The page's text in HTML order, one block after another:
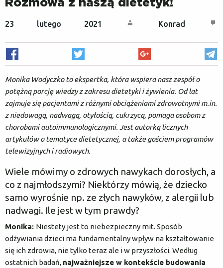
O nas
Czym jest dieta sokowa?
Metoda COLD PRESS
Najczęstsze pytania
Natura dla firm
Karty podarunkowe
Rejestracja / logowanie
Rozmowa z naszą dietetyk!
23 lutego 2021 Konrad
Monika Wodyczko to ekspertka, która wspiera nasz zespół o
potężną porcję wiedzy z zakresu dietetyki i żywienia. Od lat
zajmuje się pacjentami z różnymi obciążeniami zdrowotnymi m.in.
z niedowagą, nadwagą, otyłością, cukrzycą, pomaga osobom z
chorobami autoimmunologicznymi. Jest autorką licznych
artykułów o tematyce dietetycznej, a także gościem programów
telewizyjnych i radiowych.
Wiele mówimy o zdrowych nawykach dorosłych, a
co z najmłodszymi? Niektórzy mówią, że dziecko
samo wyrośnie np. ze złych nawyków, z alergii lub
nadwagi. Ile jest w tym prawdy?
Monika: Niestety jest to niebezpieczny mit. Sposób
odżywiania dzieci ma fundamentalny wpływ na kształtowanie
się ich zdrowia, nie tylko teraz ale i w przyszłości. Według
ostatnich badań, najważniejsze w kontekście budowania